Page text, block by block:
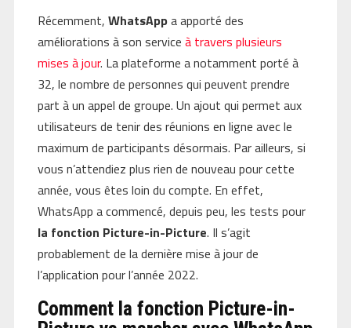
Récemment, WhatsAppa apporté des
améliorations à son service à travers plusieurs
mises à jour. La plateforme a notamment porté à
32, le nombre de personnes qui peuvent prendre
part à un appel de groupe. Un ajout qui permet aux
utilisateurs de tenir des réunions en ligne avec le
maximum de participants désormais. Par ailleurs, si
vous n’attendiez plus rien de nouveau pour cette
année, vous êtes loin du compte. En effet,
WhatsApp a commencé, depuis peu, les tests pour
la fonction Picture-in-Picture. Il s’agit
probablement de la dernière mise à jour de
l’application pour l’année 2022.
Comment la fonction Picture-in-